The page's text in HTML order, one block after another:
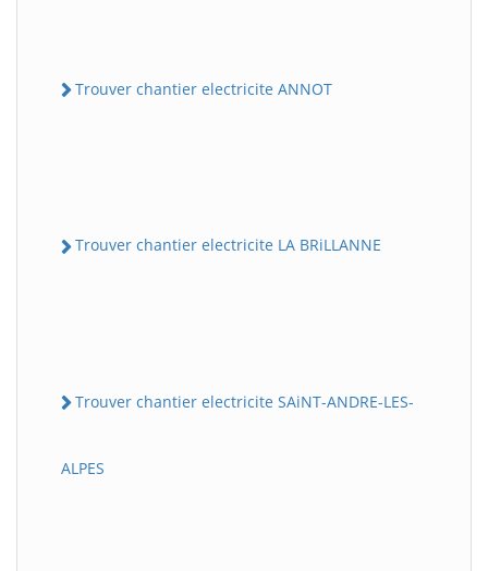
Trouver chantier electricite ANNOT
Trouver chantier electricite LA BRiLLANNE
Trouver chantier electricite SAiNT-ANDRE-LES-
ALPES